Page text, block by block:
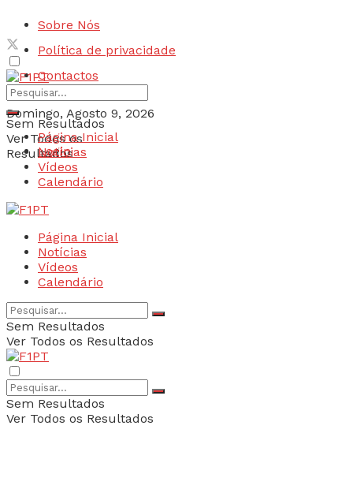
Sobre Nós
Política de privacidade
Contactos
Domingo, Agosto 9, 2026
Login
Sem Resultados
Ver Todos os
Resultados
Página Inicial
Notícias
Vídeos
Calendário
Página Inicial
Notícias
Vídeos
Calendário
Sem Resultados
Ver Todos os Resultados
Sem Resultados
Ver Todos os Resultados